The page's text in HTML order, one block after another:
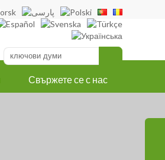
Свържете се с нас